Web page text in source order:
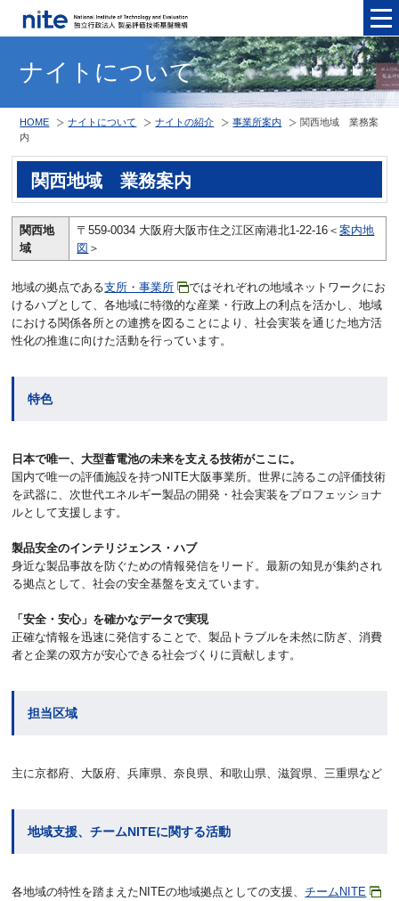
ナイトについて
HOME ナイトについて ナイトの紹介 事業所案内
関西地域 業務案
内
関西地域 業務案内
関西地
域
〒559-0034 大阪府大阪市住之江区南港北1-22-16＜案内地
図 ＞
地域の拠点である支所・事業所
ではそれぞれの地域ネットワークにお
けるハブとして、各地域に特徴的な産業・行政上の利点を活かし、地域
における関係各所との連携を図ることにより、社会実装を通じた地方活
性化の推進に向けた活動を行っています。
特色
日本で唯一、大型蓄電池の未来を支える技術がここに。
国内で唯一の評価施設を持つNITE大阪事業所。世界に誇るこの評価技術
を武器に、次世代エネルギー製品の開発・社会実装をプロフェッショナ
ルとして支援します。
製品安全のインテリジェンス・ハブ
身近な製品事故を防ぐための情報発信をリード。最新の知見が集約され
る拠点として、社会の安全基盤を支えています。
「安全・安心」を確かなデータで実現
正確な情報を迅速に発信することで、製品トラブルを未然に防ぎ、消費
者と企業の双方が安心できる社会づくりに貢献します。
担当区域
主に京都府、大阪府、兵庫県、奈良県、和歌山県、滋賀県、三重県など
地域支援、チームNITEに関する活動
各地域の特性を踏まえたNITEの地域拠点としての支援、チームNITE